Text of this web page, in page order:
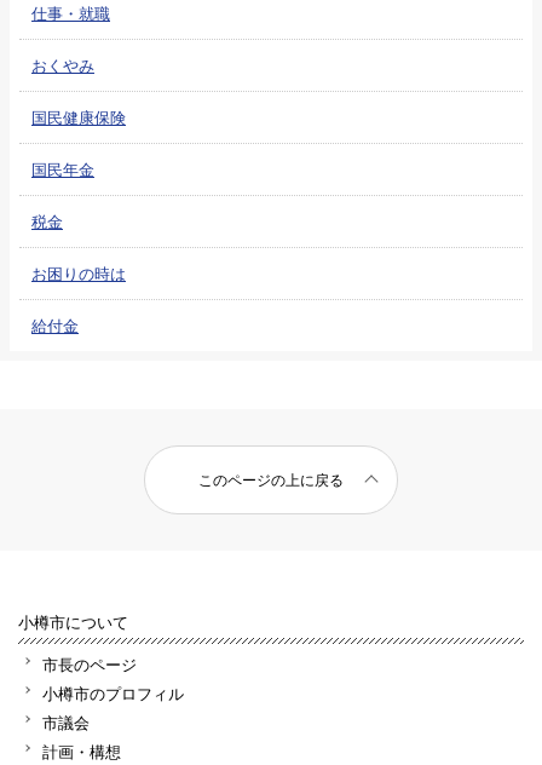
仕事・就職
おくやみ
国民健康保険
国民年金
税金
お困りの時は
給付金
このページの上に戻る
小樽市について
市長のページ
小樽市のプロフィル
市議会
計画・構想